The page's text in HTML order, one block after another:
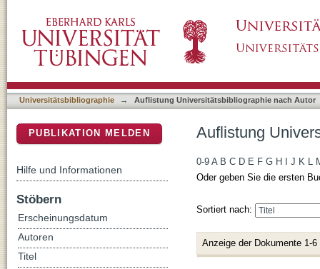
Universitätsbibliographie → Auflistung Universitätsbibliographie nach Autor
Auflistung
0-9 A B C D E F G H J K L
Oder geben Sie die ersten
Sortiert nach:
Anzeige der Dokumente 1-6
PUBLIKATION MELDEN
Hilfe und Informationen
Stöbern
Erscheinungsdatum
Autoren
Titel